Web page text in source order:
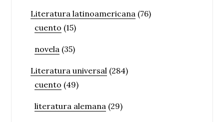
Literatura latinoamericana (76)
cuento (15)
novela (35)
Literatura universal (284)
cuento (49)
literatura alemana (29)